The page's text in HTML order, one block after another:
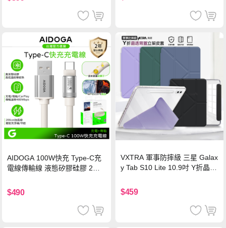
AIDOGA 100W快充 Type-C充
電線傳輸線 液態矽膠硅膠 2M
$490
VXTRA 軍事防摔級 三星 Galax
y Tab S10 Lite 10.9吋 Y折晶透
$459